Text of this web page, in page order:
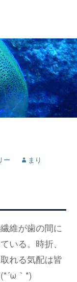
ー まり
維が歯の間に
いる。時折、
れる気配は皆
｀*)